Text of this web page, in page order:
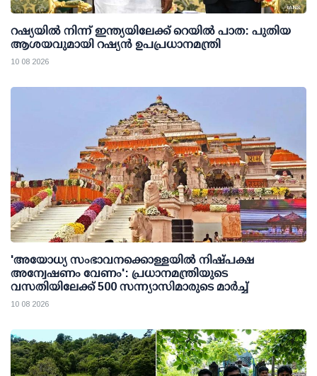
റഷ്യയില്‍ നിന്ന് ഇന്ത്യയിലേക്ക് റെയില്‍ പാത: പുതിയ
ആശയവുമായി റഷ്യന്‍ ഉപപ്രധാനമന്ത്രി
10 08 2026
'അയോധ്യ സംഭാവനക്കൊള്ളയില്‍ നിഷ്പക്ഷ
അന്വേഷണം വേണം': പ്രധാനമന്ത്രിയുടെ
വസതിയിലേക്ക് 500 സന്ന്യാസിമാരുടെ മാര്‍ച്ച്
10 08 2026